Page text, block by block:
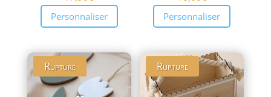
Personnaliser
Personnaliser
Rupture Rupture